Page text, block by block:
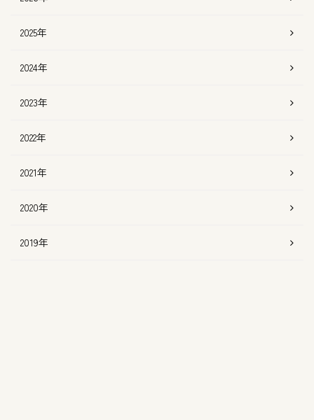
2025年
2024年
2023年
2022年
2021年
2020年
2019年